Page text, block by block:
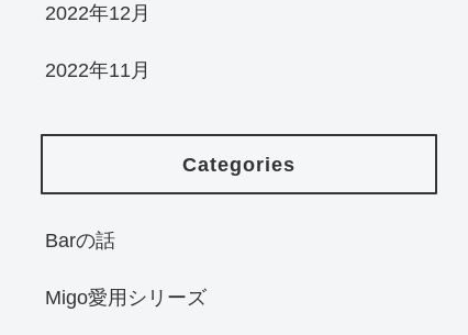
2022年12月
2022年11月
Categories
Barの話
Migo愛用シリーズ